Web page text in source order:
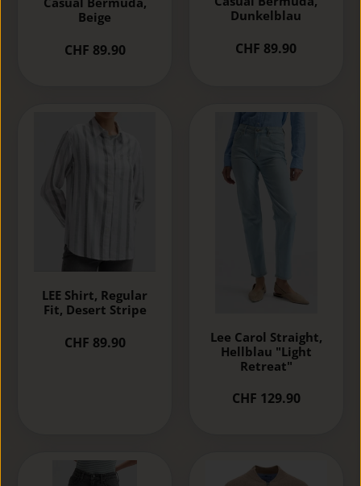
Beige
CHF 89.90
Dunkelblau
CHF 89.90
LEE Shirt, Regular
Fit, Desert Stripe
CHF 89.90
Lee Carol Straight,
Hellblau "Light
Retreat"
CHF 129.90